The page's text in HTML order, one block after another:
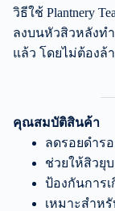
วิธีใช้ Plantnery
ลงบนหัวสิวหลังท
แล้ว โดยไม่ต้องล้
คุณสมบัติสินค้า
ลดรอยดำร
ช่วยให้สิวยุบ
ป้องกันการ
เหมาะสำห